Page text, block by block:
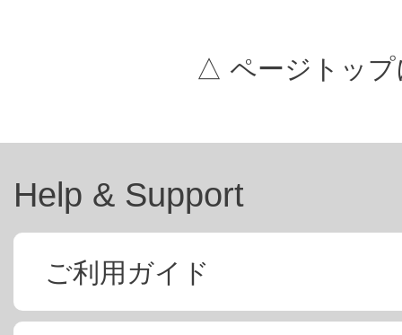
△ ページトップ
Help & Support
ご利用ガイド